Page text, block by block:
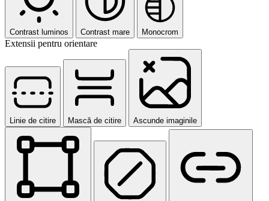
Contrast luminos Contrast mare Monocrom
Extensii pentru orientare
Linie de citire Mască de citire Ascunde imaginile